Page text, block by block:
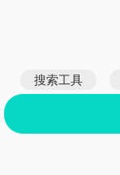
搜索工具